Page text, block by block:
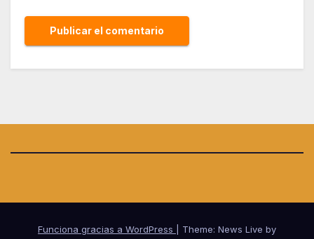
Funciona gracias a WordPress Theme: News Live by